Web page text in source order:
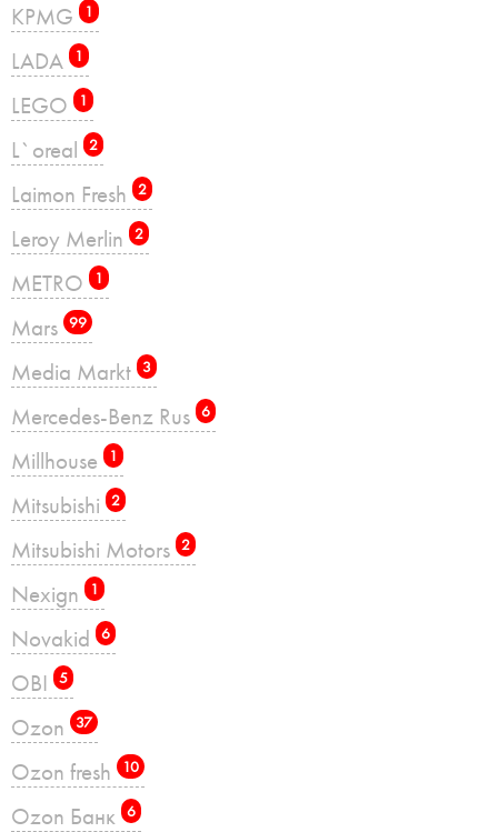
KPMG 1
LADA 1
LEGO 1
L`oreal 2
Laimon Fresh 2
Leroy Merlin 2
METRO 1
Mars 99
Media Markt 3
Mercedes-Benz Rus 6
Millhouse 1
Mitsubishi 2
Mitsubishi Motors 2
Nexign 1
Novakid 6
OBI 5
Ozon 37
Ozon fresh 10
Ozon Банк 6